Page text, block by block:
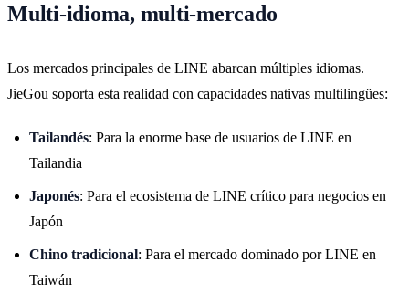
Multi-idioma, multi-mercado
Los mercados principales de LINE abarcan múltiples idiomas.
JieGou soporta esta realidad con capacidades nativas multilingües:
Tailandés: Para la enorme base de usuarios de LINE en
Tailandia
Japonés: Para el ecosistema de LINE crítico para negocios en
Japón
Chino tradicional: Para el mercado dominado por LINE en
Taiwán